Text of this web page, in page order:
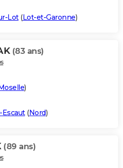
Lot(Lot-et-Garonne)
(83 ans)
)
Escaut(Nord)
(89 ans)